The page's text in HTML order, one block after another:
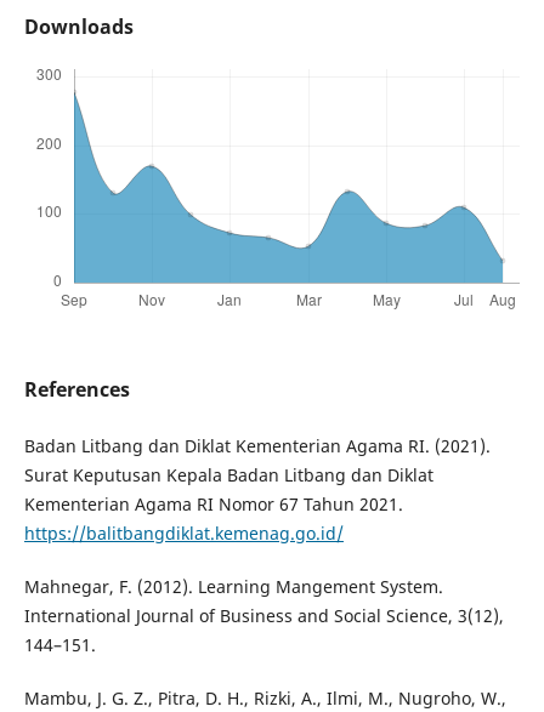
Downloads
References
Badan Litbang dan Diklat Kementerian Agama RI. (2021).
Surat Keputusan Kepala Badan Litbang dan Diklat
Kementerian Agama RI Nomor 67 Tahun 2021.
https://balitbangdiklat.kemenag.go.id/
Mahnegar, F. (2012). Learning Mangement System.
International Journal of Business and Social Science, 3(12),
144–151.
Mambu, J. G. Z., Pitra, D. H., Rizki, A., Ilmi, M., Nugroho, W.,